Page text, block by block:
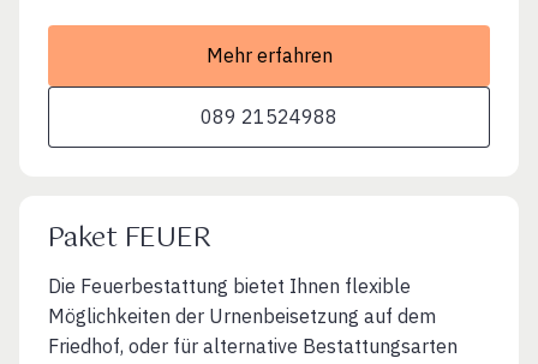
Mehr erfahren
089 21524988
Paket FEUER
Die Feuerbestattung bietet Ihnen flexible
Möglichkeiten der Urnenbeisetzung auf dem
Friedhof, oder für alternative Bestattungsarten